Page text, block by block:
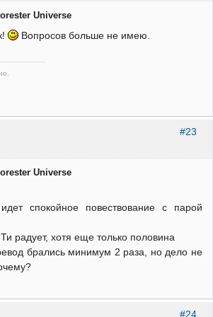
Universe
Вопросов больше не имею.
#23
Universe
спокойное повествование с парой
радует, хотя еще только половина
брались минимум 2 раза, но дело не
#24